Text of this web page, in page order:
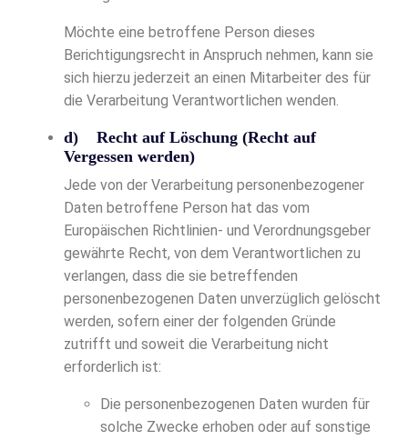
Möchte eine betroffene Person dieses
Berichtigungsrecht in Anspruch nehmen, kann sie
sich hierzu jederzeit an einen Mitarbeiter des für
die Verarbeitung Verantwortlichen wenden.
d) Recht auf Löschung (Recht auf
Vergessen werden)
Jede von der Verarbeitung personenbezogener
Daten betroffene Person hat das vom
Europäischen Richtlinien- und Verordnungsgeber
gewährte Recht, von dem Verantwortlichen zu
verlangen, dass die sie betreffenden
personenbezogenen Daten unverzüglich gelöscht
werden, sofern einer der folgenden Gründe
zutrifft und soweit die Verarbeitung nicht
erforderlich ist:
Die personenbezogenen Daten wurden für
solche Zwecke erhoben oder auf sonstige